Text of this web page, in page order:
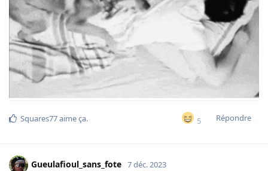
5 Répondre
Squares77aime ça.
Gueulafioul_sans_fote 7 déc. 2023